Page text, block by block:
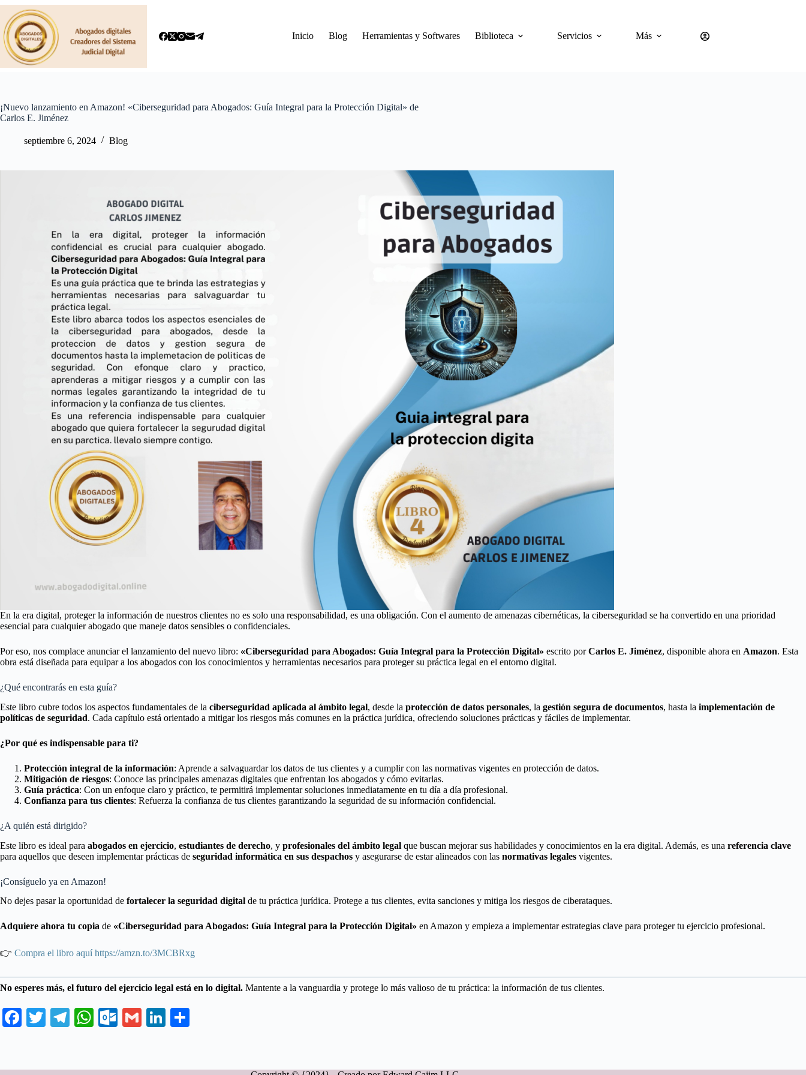
Saltar
contenido
Inicio
Blog Herramientas y Softwares Biblioteca Servicios Más
¡Nuevo lanzamiento en Amazon! «Ciberseguridad para Abogados: Guía Integral para la Protección Digital» de
Carlos E. Jiménez
septiembre 6, 2024 Blog
En la era digital, proteger la información de nuestros clientes no es solo una responsabilidad, es una obligación. Con el aumento de amenazas cibernéticas, la ciberseguridad se ha convertido en una prioridad
esencial para cualquier abogado que maneje datos sensibles o confidenciales.
Por eso, nos complace anunciar el lanzamiento del nuevo libro: «Ciberseguridad para Abogados: Guía Integral para la Protección Digital» escrito porCarlos E. Jiménez, disponible ahora en Amazon. Esta
obra está diseñada para equipar a los abogados con los conocimientos y herramientas necesarios para proteger su práctica legal en el entorno digital.
¿Qué encontrarás en esta guía?
Este libro cubre todos los aspectos fundamentales de la ciberseguridad aplicada al ámbito legal, desde la protección de datos personales, la gestión segura de documentos, hasta la implementación de
políticas de seguridad. Cada capítulo está orientado a mitigar los riesgos más comunes en la práctica jurídica, ofreciendo soluciones prácticas y fáciles de implementar.
¿Por qué es indispensable para ti?
Protección integral de la información: Aprende a salvaguardar los datos de tus clientes y a cumplir con las normativas vigentes en protección de datos.
Mitigación de riesgos: Conoce las principales amenazas digitales que enfrentan los abogados y cómo evitarlas.
Guía práctica: Con un enfoque claro y práctico, te permitirá implementar soluciones inmediatamente en tu día a día profesional.
Confianza para tus clientes: Refuerza la confianza de tus clientes garantizando la seguridad de su información confidencial.
¿A quién está dirigido?
Este libro es ideal para abogados en ejercicio, estudiantes de derecho, y profesionales del ámbito legal que buscan mejorar sus habilidades y conocimientos en la era digital. Además, es una referencia clave
para aquellos que deseen implementar prácticas de seguridad informática en sus despachos y asegurarse de estar alineados con las normativas legales vigentes.
¡Consíguelo ya en Amazon!
No dejes pasar la oportunidad de fortalecer la seguridad digital de tu práctica jurídica. Protege a tus clientes, evita sanciones y mitiga los riesgos de ciberataques.
Adquiere ahora tu copia de «Ciberseguridad para Abogados: Guía Integral para la Protección Digital» en Amazon y empieza a implementar estrategias clave para proteger tu ejercicio profesional.
👉 Compra el libro aquí https://amzn.to/3MCBRxg
No esperes más, el futuro del ejercicio legal está en lo digital. Mantente a la vanguardia y protege lo más valioso de tu práctica: la información de tus clientes.
Fa T
Te W
O
G
Li